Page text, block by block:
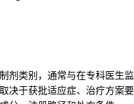
剂类别，通常与在专科医生监
决于获批适应症、治疗方案要